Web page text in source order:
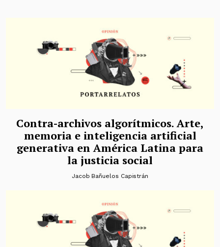
Contra-archivos algorítmicos. Arte,
memoria e inteligencia artificial
generativa en América Latina para
la justicia social
Jacob Bañuelos Capistrán